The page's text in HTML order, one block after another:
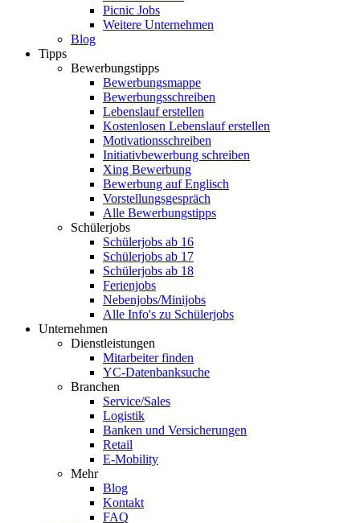
Picnic Jobs
Weitere Unternehmen
Blog
Tipps
Bewerbungstipps
Bewerbungsmappe
Bewerbungsschreiben
Lebenslauf erstellen
Kostenlosen Lebenslauf erstellen
Motivationsschreiben
Initiativbewerbung schreiben
Xing Bewerbung
Bewerbung auf Englisch
Vorstellungsgespräch
Alle Bewerbungstipps
Schülerjobs
Schülerjobs ab 16
Schülerjobs ab 17
Schülerjobs ab 18
Ferienjobs
Nebenjobs/Minijobs
Alle Info's zu Schülerjobs
Unternehmen
Dienstleistungen
Mitarbeiter finden
YC-Datenbanksuche
Branchen
Service/Sales
Logistik
Banken und Versicherungen
Retail
E-Mobility
Mehr
Blog
Kontakt
FAQ